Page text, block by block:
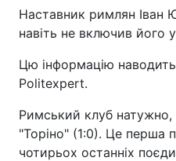
Наставник римлян Іван
навіть не включив його
Цю інформацію
Politexpert.
Римський клуб
"Торіно" (1:0). Це перша
чотирьох останніх